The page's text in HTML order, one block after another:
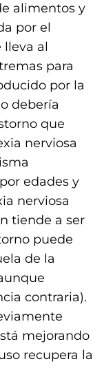
alimentos y
por el
lleva al
para
por la
debería
que
nerviosa
edades y
nerviosa
tiende a ser
puede
de la
contraria).
mejorando
recupera la